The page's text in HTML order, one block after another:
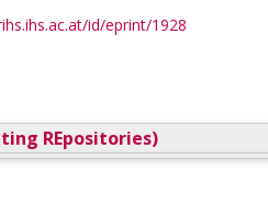
id/eprint/1928
REpositories)